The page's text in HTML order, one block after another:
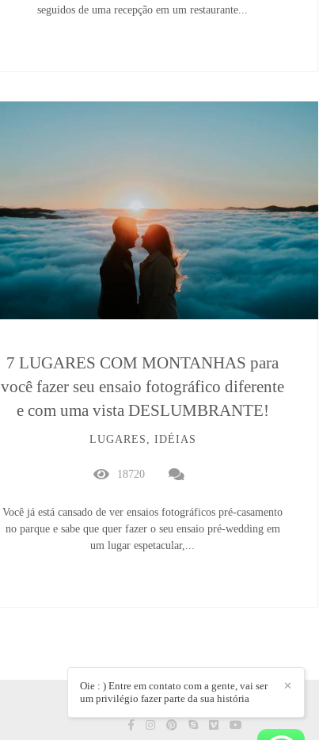
seguidos de uma recepção em um restaurante...
7 LUGARES COM MONTANHAS para
você fazer seu ensaio fotográfico diferente
e com uma vista DESLUMBRANTE!
LUGARES, IDÉIAS
18720
Você já está cansado de ver ensaios fotográficos pré-casamento
no parque e sabe que quer fazer o seu ensaio pré-wedding em
um lugar espetacular,...
✕
Oie : ) Entre em contato com a gente, vai ser
um privilégio fazer parte da sua história